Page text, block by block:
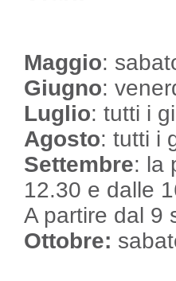
Maggio:
Giugno:
Luglio: tutti i
Agosto: tutti i
Settembre: la
12.30 e dalle
A partire dal 9
Ottobre: